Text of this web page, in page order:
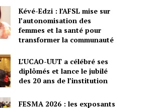
Kévé-Edzi : l’AFSL mise sur
l’autonomisation des
femmes et la santé pour
transformer la communauté
L’UCAO-UUT a célébré ses
diplômés et lance le jubilé
des 20 ans de l’institution
FESMA 2026 : les exposants